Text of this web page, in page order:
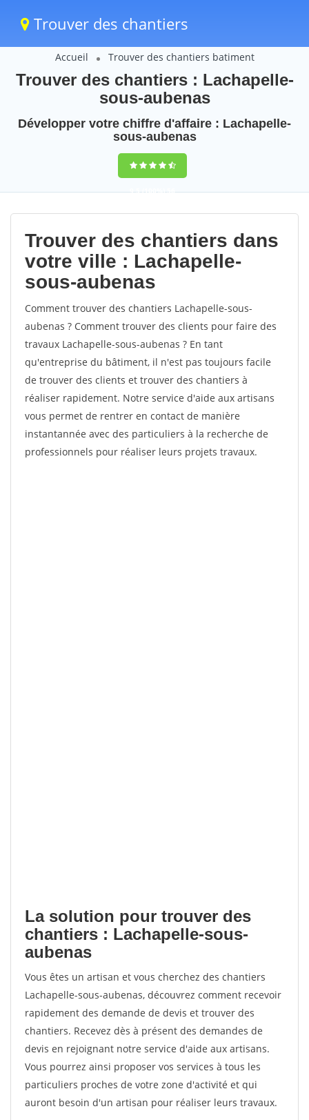
Trouver des chantiers
Accueil Trouver des chantiers batiment
Trouver des chantiers : Lachapelle-
sous-aubenas
Développer votre chiffre d'affaire : Lachapelle-
sous-aubenas
9,5(100%)56
votes
Trouver des chantiers dans
votre ville : Lachapelle-
sous-aubenas
Comment trouver des chantiers Lachapelle-sous-
aubenas ? Comment trouver des clients pour faire des
travaux Lachapelle-sous-aubenas ? En tant
qu'entreprise du bâtiment, il n'est pas toujours facile
de trouver des clients et trouver des chantiers à
réaliser rapidement. Notre service d'aide aux artisans
vous permet de rentrer en contact de manière
instantannée avec des particuliers à la recherche de
professionnels pour réaliser leurs projets travaux.
La solution pour trouver des
chantiers : Lachapelle-sous-
aubenas
Vous êtes un artisan et vous cherchez des chantiers
Lachapelle-sous-aubenas, découvrez comment recevoir
rapidement des demande de devis et trouver des
chantiers. Recevez dès à présent des demandes de
devis en rejoignant notre service d'aide aux artisans.
Vous pourrez ainsi proposer vos services à tous les
particuliers proches de votre zone d'activité et qui
auront besoin d'un artisan pour réaliser leurs travaux.